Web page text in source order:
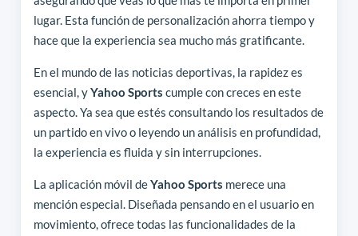
lugar. Esta función de personalización ahorra tiempo y
hace que la experiencia sea mucho más gratificante.
En el mundo de las noticias deportivas, la rapidez es
esencial, yYahoo Sports cumple con creces en este
aspecto. Ya sea que estés consultando los resultados de
un partido en vivo o leyendo un análisis en profundidad,
la experiencia es fluida y sin interrupciones.
La aplicación móvil deYahoo Sports merece una
mención especial. Diseñada pensando en el usuario en
movimiento, ofrece todas las funcionalidades de la